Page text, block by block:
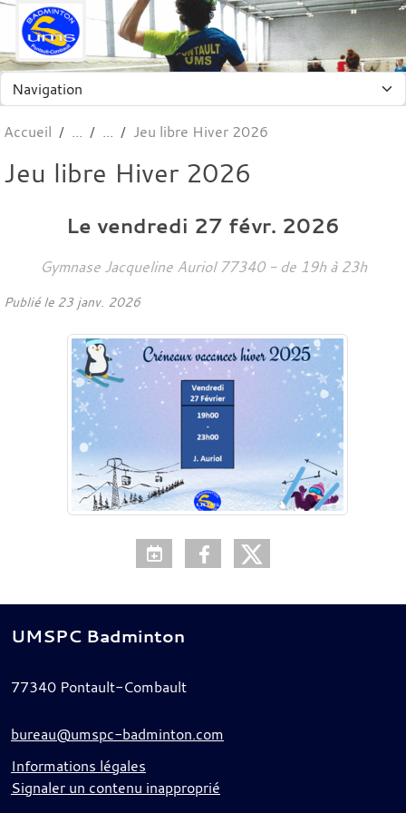
Accueil Jeu libre Hiver 2026
Jeu libre Hiver 2026
Le vendredi 27 févr. 2026
Gymnase Jacqueline Auriol 77340 - de 19h à 23h
Publié le 23 janv. 2026
UMSPC Badminton
77340 Pontault-Combault
bureau@umspc-badminton.com
Informations légales
Signaler un contenu inapproprié
Panneau de gestion des cookies